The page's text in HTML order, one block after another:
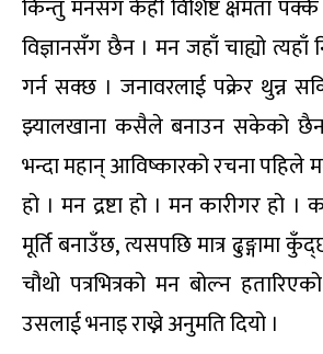
किन्तु मनसँग केही विशिष्ट क्षमता
विज्ञानसँग छैन । मन जहाँ चाह्यो
गर्न सक्छ । जनावरलाई पक्रेर थुन्न
झ्यालखाना कसैले बनाउन सकेको
भन्दा महान् आविष्कारको रचना पहिले
हो । मन द्रष्टा हो । मन कारीगर हो ।
मूर्ति बनाउँछ, त्यसपछि मात्र ढुङ्गामा
चौथो पत्रभित्रको मन बोल्न
उसलाई भनाइ राख्ने अनुमति दियो ।